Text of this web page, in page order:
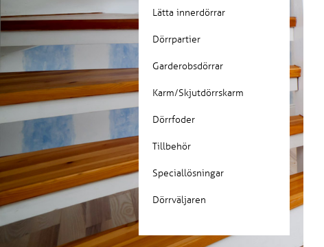
Lätta innerdörrar
Dörrpartier
Garderobsdörrar
Karm/Skjutdörrskarm
Dörrfoder
Tillbehör
Speciallösningar
Dörrväljaren